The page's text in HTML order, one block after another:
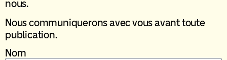
nous.
Nous communiquerons avec vous avant toute
publication.​
Nom